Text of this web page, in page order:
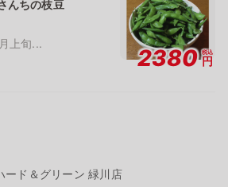
んちの枝豆
上旬...
2380 税込
円
ード＆グリーン 緑川店